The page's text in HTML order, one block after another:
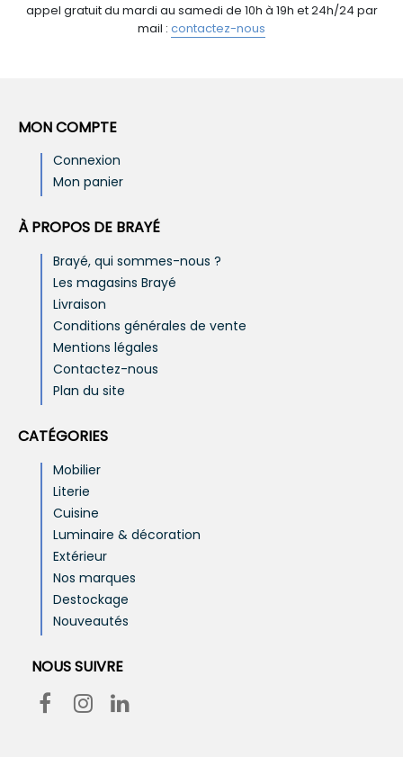
appel gratuit du mardi au samedi de 10h à 19h et 24h/24 par
mail : contactez-nous
MON COMPTE
Connexion
Mon panier
À PROPOS DE BRAYÉ
Brayé, qui sommes-nous ?
Les magasins Brayé
Livraison
Conditions générales de vente
Mentions légales
Contactez-nous
Plan du site
CATÉGORIES
Mobilier
Literie
Cuisine
Luminaire & décoration
Extérieur
Nos marques
Destockage
Nouveautés
NOUS SUIVRE